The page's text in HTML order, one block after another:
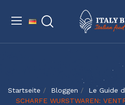
Startseite Bloggen Le Guide
SCHARFE WURSTWAREN: